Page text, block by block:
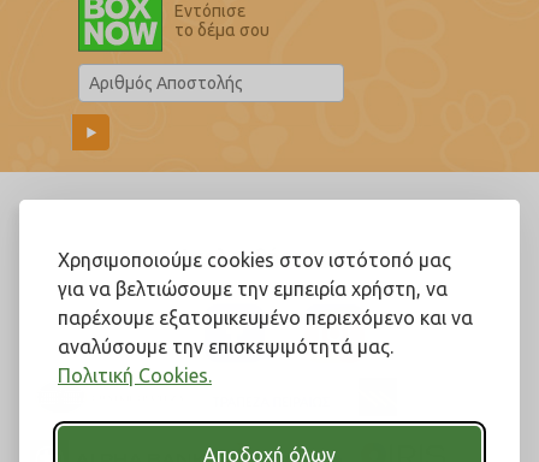
Χρησιμοποιούμε cookies στον ιστότοπό μας
για να βελτιώσουμε την εμπειρία χρήστη, να
παρέχουμε εξατομικευμένο περιεχόμενο και να
αναλύσουμε την επισκεψιμότητά μας.
Πολιτική Cookies.
Αποδοχή όλων
Εντόπισε
το δέμα σου
Ακολουθήστε μας!